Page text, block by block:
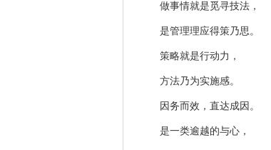
做事情就是觅寻技法，
是管理理应得策乃思。
策略就是行动力，
方法乃为实施感。
因务而效，直达成因。
是一类逾越的与心，